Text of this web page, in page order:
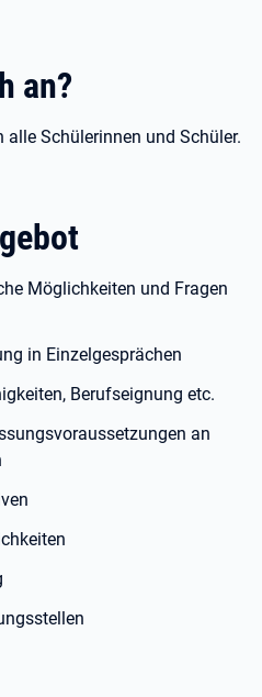
an?
Schülerinnen und Schüler.
Möglichkeiten und Fragen
in Einzelgesprächen
Berufseignung etc.
an